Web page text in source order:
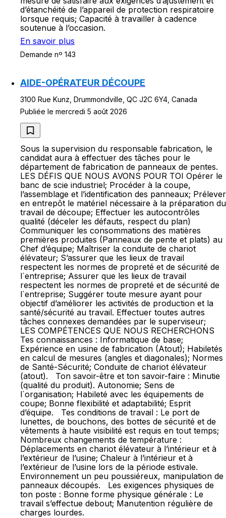
d’étanchéité de l’appareil de protection respiratoire
lorsque requis; Capacité à travailler à cadence
soutenue à l’occasion.
En savoir plus
Demande nº 143
AIDE-OPÉRATEUR DÉCOUPE
3100 Rue Kunz, Drummondville, QC J2C 6Y4, Canada
Publiée le mercredi 5 août 2026
Sous la supervision du responsable fabrication, le
candidat aura à effectuer des tâches pour le
département de fabrication de panneaux de pentes.
LES DÉFIS QUE NOUS AVONS POUR TOI Opérer le
banc de scie industriel; Procéder à la coupe,
l’assemblage et l’identification des panneaux; Prélever
en entrepôt le matériel nécessaire à la préparation du
travail de découpe; Effectuer les autocontrôles
qualité (déceler les défauts, respect du plan)
Communiquer les consommations des matières
premières produites (Panneaux de pente et plats) au
Chef d’équipe; Maîtriser la conduite de chariot
élévateur; S’assurer que les lieux de travail
respectent les normes de propreté et de sécurité de
l`entreprise; Assurer que les lieux de travail
respectent les normes de propreté et de sécurité de
l`entreprise; Suggérer toute mesure ayant pour
objectif d’améliorer les activités de production et la
santé/sécurité au travail. Effectuer toutes autres
tâches connexes demandées par le superviseur;
LES COMPÉTENCES QUE NOUS RECHERCHONS
Tes connaissances : Informatique de base;
Expérience en usine de fabrication (Atout); Habiletés
en calcul de mesures (angles et diagonales); Normes
de Santé-Sécurité; Conduite de chariot élévateur
(atout). Ton savoir-être et ton savoir-faire : Minutie
(qualité du produit). Autonomie; Sens de
l`organisation; Habileté avec les équipements de
coupe; Bonne flexibilité et adaptabilité; Esprit
d’équipe. Tes conditions de travail : Le port de
lunettes, de bouchons, des bottes de sécurité et de
vêtements à haute visibilité est requis en tout temps;
Nombreux changements de température :
Déplacements en chariot élévateur à l’intérieur et à
l’extérieur de l’usine; Chaleur à l’intérieur et à
l’extérieur de l’usine lors de la période estivale.
Environnement un peu poussiéreux, manipulation de
panneaux découpés. Les exigences physiques de
ton poste : Bonne forme physique générale : Le
travail s’effectue debout; Manutention régulière de
charges lourdes.